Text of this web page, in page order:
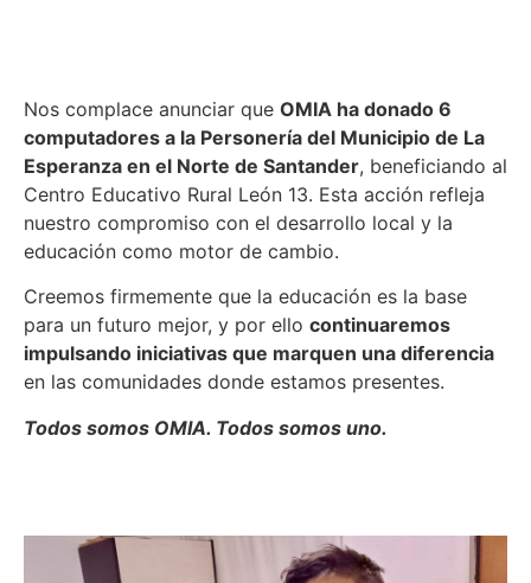
Nos complace anunciar que OMIA ha donado 6
computadores a la Personería del Municipio de La
Esperanza en el Norte de Santander, beneficiando al
Centro Educativo Rural León 13. Esta acción refleja
nuestro compromiso con el desarrollo local y la
educación como motor de cambio.
Creemos firmemente que la educación es la base
para un futuro mejor, y por ello continuaremos
impulsando iniciativas que marquen una diferencia
en las comunidades donde estamos presentes.
Todos somos OMIA. Todos somos uno.